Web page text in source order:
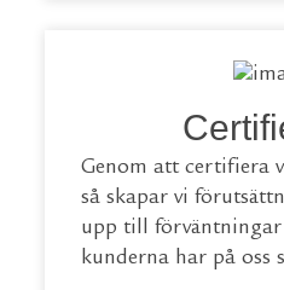
Genom att certifiera
så skapar vi
upp till förväntningar
kunderna har på oss